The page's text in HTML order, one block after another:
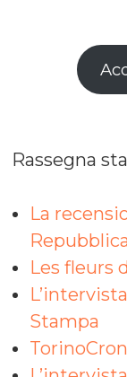
Rassegna
La
Les fleurs
Stampa